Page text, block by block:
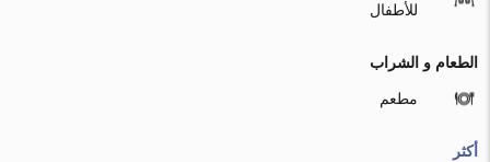
للأطفال
الطعام و الشراب
مطعم
أكثر